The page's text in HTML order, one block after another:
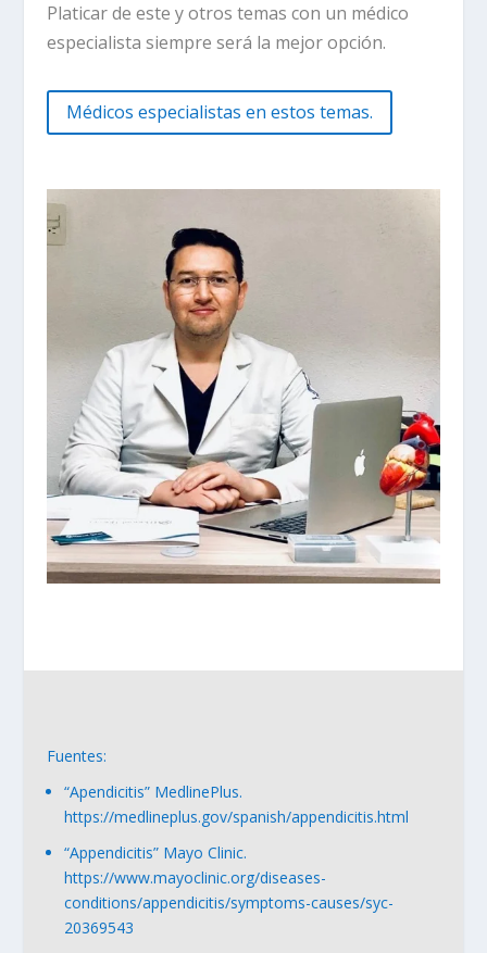
Platicar de este y otros temas con un médico
especialista siempre será la mejor opción.
Médicos especialistas en estos temas.
Fuentes:
“Apendicitis” MedlinePlus.
https://medlineplus.gov/spanish/appendicitis.html
“Appendicitis” Mayo Clinic.
https://www.mayoclinic.org/diseases-
conditions/appendicitis/symptoms-causes/syc-
20369543